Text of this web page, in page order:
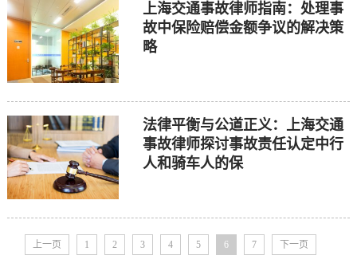
上海交通事故律师指南：处理事
故中保险赔偿金额争议的解决策
略
法律平衡与公道正义：上海交通
事故律师探讨事故责任认定中行
人和骑车人的保
上一页 1 2 3 4 5 6 7 下一页